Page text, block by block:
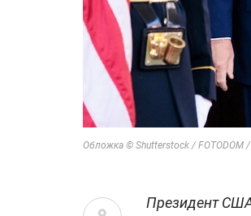
Обложка © Shutterstock / FOTODOM
Президент